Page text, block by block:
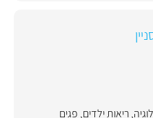
,ריאות ילדים, פגים